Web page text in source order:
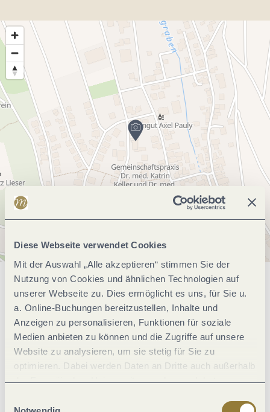
Diese Webseite verwendet Cookies
Mit der Auswahl „Alle akzeptieren“ stimmen Sie der
Nutzung von Cookies und ähnlichen Technologien auf
unserer Webseite zu. Dies ermöglicht es uns, für Sie u.
a. Online-Buchungen bereitzustellen, Inhalte und
Anzeigen zu personalisieren, Funktionen für soziale
Medien anbieten zu können und die Zugriffe auf unsere
Website zu analysieren, um sie stetig für Sie zu
optimieren. Dabei werden Daten an Dritte auch außerhalb
der Europäischen Union weitergegeben und dort
jederzeit widerrufen werden. Mit der Auswahl "Alle
Allgemeine Informationen
Öffnungszeiten